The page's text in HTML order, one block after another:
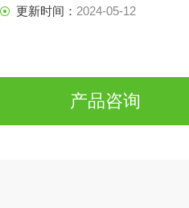
更新时间： 2024-05-12
产品咨询